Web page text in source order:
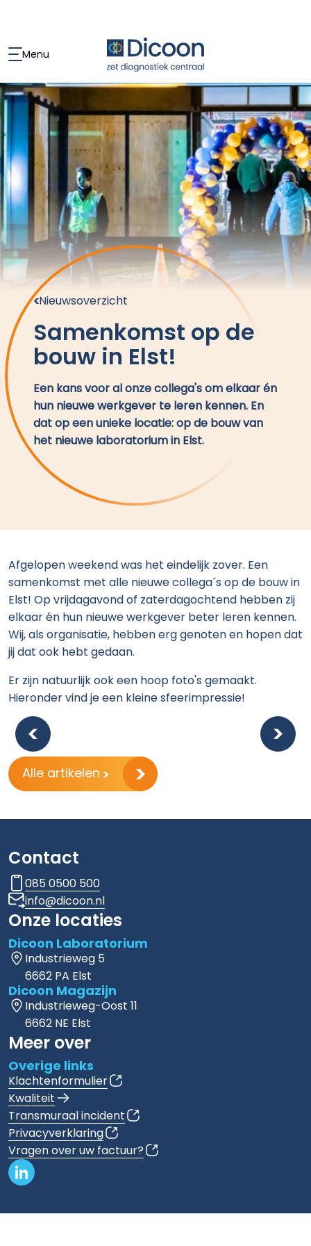
Menu
Nieuwsoverzicht
Samenkomst op de
bouw in Elst!
Een kans voor al onze collega's om elkaar én
hun nieuwe werkgever te leren kennen. En
dat op een unieke locatie: op de bouw van
het nieuwe laboratorium in Elst.
Afgelopen weekend was het eindelijk zover. Een
samenkomst met alle nieuwe collega´s op de bouw in
Elst! Op vrijdagavond of zaterdagochtend hebben zij
elkaar én hun nieuwe werkgever beter leren kennen.
Wij, als organisatie, hebben erg genoten en hopen dat
jij dat ook hebt gedaan.
Er zijn natuurlijk ook een hoop foto's gemaakt.
Hieronder vind je een kleine sfeerimpressie!
Alle artikelen
Contact
085 0500 500
info@dicoon.nl
Onze locaties
Dicoon Laboratorium
Industrieweg 5
6662 PA Elst
Dicoon Magazijn
Industrieweg-Oost 11
6662 NE Elst
Meer over
Overige links
Klachtenformulier
Kwaliteit
Transmuraal incident
Privacyverklaring
Vragen over uw factuur?